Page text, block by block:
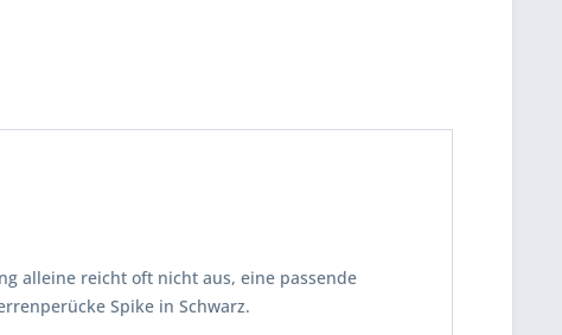
alleine reicht oft nicht aus, eine passende
Spike in Schwarz.